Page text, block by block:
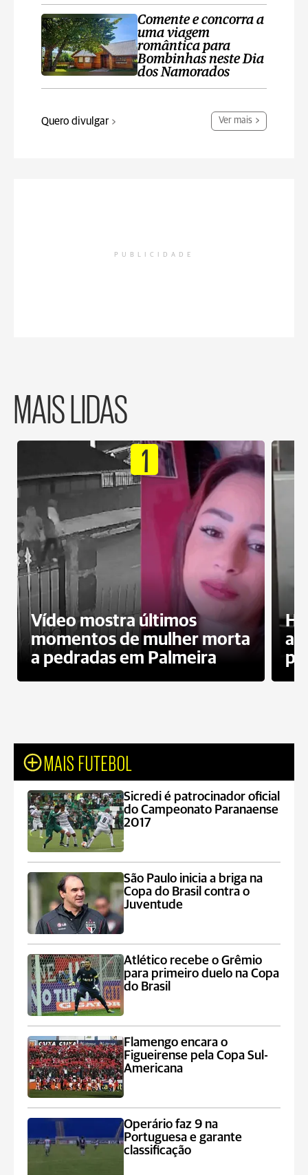
Comente e concorra a
uma viagem
romântica para
Bombinhas neste Dia
dos Namorados
Quero divulgar Ver mais
PUBLICIDADE
MAIS LIDAS
1
Vídeo mostra últimos
momentos de mulher morta
a pedradas em Palmeira
MAIS FUTEBOL
Sicredi é patrocinador oficial
do Campeonato Paranaense
2017
São Paulo inicia a briga na
Copa do Brasil contra o
Juventude
Atlético recebe o Grêmio
para primeiro duelo na Copa
do Brasil
Flamengo encara o
Figueirense pela Copa Sul-
Americana
Operário faz 9 na
Portuguesa e garante
classificação